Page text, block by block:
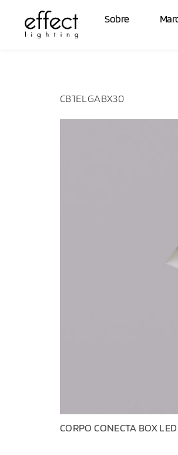
Sobre
CB1ELGABX30
CORPO CONECTA BOX